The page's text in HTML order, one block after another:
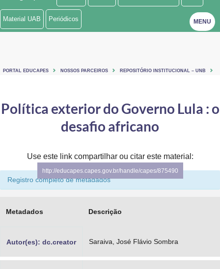
Ministério de Minas e Energia
Controladoria-Geral da União
Secretaria-Geral
MENU
Material UAB Periódicos
PORTAL EDUCAPES NOSSOS PARCEIROS REPOSITÓRIO INSTITUCIONAL – UNB
Política exterior do Governo Lula : o
desafio africano
Use este link compartilhar ou citar este material:
http://educapes.capes.gov.br/handle/capes/875490
Registro completo de metadados
Metadados Descrição
Autor(es): dc.creator Saraiva, José Flávio Sombra